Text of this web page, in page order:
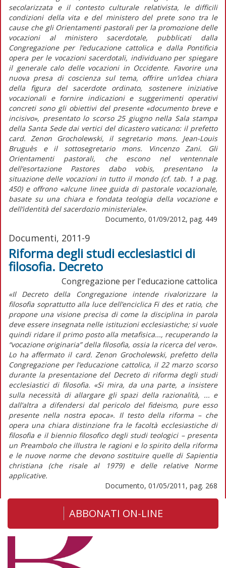
secolarizzata e il contesto culturale relativista, le difficili
condizioni della vita e del ministero del prete sono tra le
cause che gli Orientamenti pastorali per la promozione delle
vocazioni al ministero sacerdotale, pubblicati dalla
Congregazione per l’educazione cattolica e dalla Pontificia
opera per le vocazioni sacerdotali, individuano per spiegare
il generale calo delle vocazioni in Occidente. Favorire una
nuova presa di coscienza sul tema, offrire un’idea chiara
della figura del sacerdote ordinato, sostenere iniziative
vocazionali e fornire indicazioni e suggerimenti operativi
concreti sono gli obiettivi del presente «documento breve e
incisivo», presentato lo scorso 25 giugno nella Sala stampa
della Santa Sede dai vertici del dicastero vaticano: il prefetto
card. Zenon Grocholewski, il segretario mons. Jean-Louis
Bruguès e il sottosegretario mons. Vincenzo Zani. Gli
Orientamenti pastorali, che escono nel ventennale
dell’esortazione Pastores dabo vobis, presentano la
situazione delle vocazioni in tutto il mondo (cf. tab. 1 a pag.
450) e offrono «alcune linee guida di pastorale vocazionale,
basate su una chiara e fondata teologia della vocazione e
dell’identità del sacerdozio ministeriale».
Documento, 01/09/2012, pag. 449
Documenti, 2011-9
Riforma degli studi ecclesiastici di
filosofia. Decreto
Congregazione per l'educazione cattolica
«Il Decreto della Congregazione intende rivalorizzare la
filosofia soprattutto alla luce dell’enciclica Fi des et ratio, che
propone una visione precisa di come la disciplina in parola
deve essere insegnata nelle istituzioni ecclesiastiche; si vuole
quindi ridare il primo posto alla metafisica..., recuperando la
“vocazione originaria” della filosofia, ossia la ricerca del vero».
Lo ha affermato il card. Zenon Grocholewski, prefetto della
Congregazione per l’educazione cattolica, il 22 marzo scorso
durante la presentazione del Decreto di riforma degli studi
ecclesiastici di filosofia. «Si mira, da una parte, a insistere
sulla necessità di allargare gli spazi della razionalità, ... e
dall’altra a difendersi dal pericolo del fideismo, pure esso
presente nella nostra epoca». Il testo della riforma – che
opera una chiara distinzione fra le facoltà ecclesiastiche di
filosofia e il biennio filosofico degli studi teologici – presenta
un Preambolo che illustra le ragioni e lo spirito della riforma
e le nuove norme che devono sostituire quelle di Sapientia
christiana (che risale al 1979) e delle relative Norme
applicative.
Documento, 01/05/2011, pag. 268
ABBONATI ON-LINE